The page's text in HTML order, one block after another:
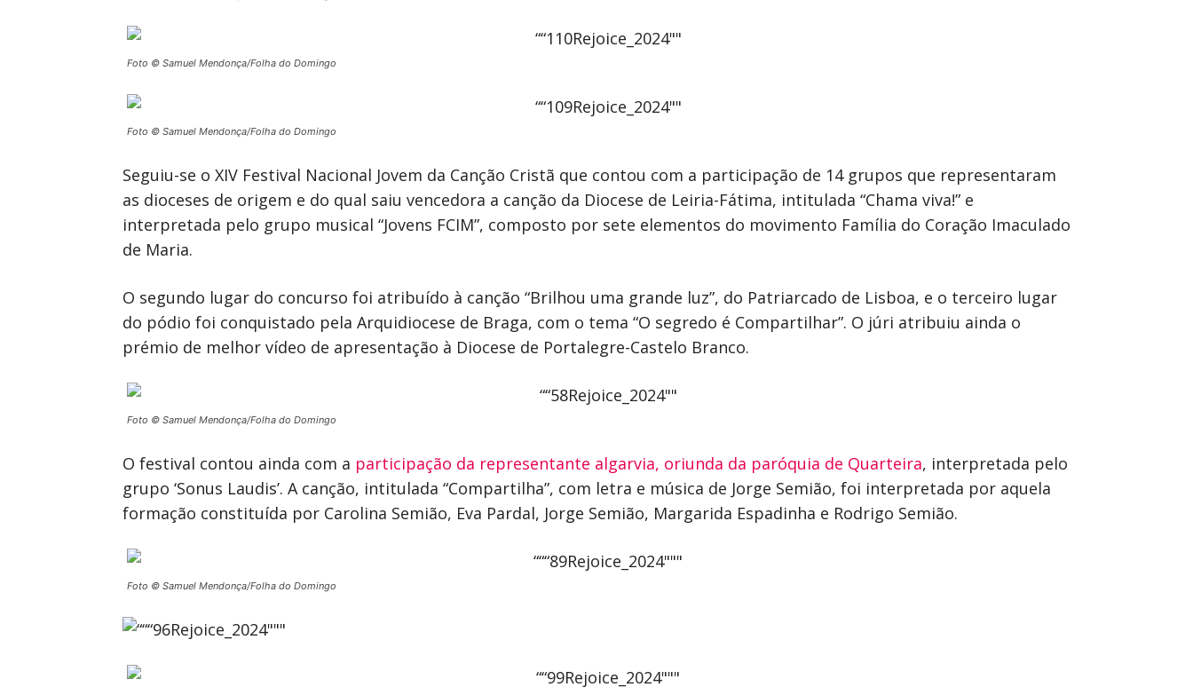
Foto © Samuel Mendonça/Folha do Domingo
Foto © Samuel Mendonça/Folha do Domingo
Seguiu-se o XIV Festival Nacional Jovem da Canção Cristã que contou com a participação de 14 grupos que representaram
as dioceses de origem e do qual saiu vencedora a canção da Diocese de Leiria-Fátima, intitulada “Chama viva!” e
interpretada pelo grupo musical “Jovens FCIM”, composto por sete elementos do movimento Família do Coração Imaculado
de Maria.
O segundo lugar do concurso foi atribuído à canção “Brilhou uma grande luz”, do Patriarcado de Lisboa, e o terceiro lugar
do pódio foi conquistado pela Arquidiocese de Braga, com o tema “O segredo é Compartilhar”. O júri atribuiu ainda o
prémio de melhor vídeo de apresentação à Diocese de Portalegre-Castelo Branco.
Foto © Samuel Mendonça/Folha do Domingo
O festival contou ainda com a participação da representante algarvia, oriunda da paróquia de Quarteira, interpretada pelo
grupo ‘Sonus Laudis’. A canção, intitulada “Compartilha”, com letra e música de Jorge Semião, foi interpretada por aquela
formação constituída por Carolina Semião, Eva Pardal, Jorge Semião, Margarida Espadinha e Rodrigo Semião.
Foto © Samuel Mendonça/Folha do Domingo